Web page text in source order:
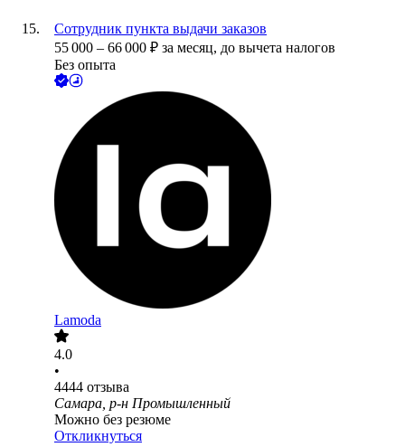
Сотрудник пункта выдачи заказов
55 000 – 66 000 ₽ за месяц, до вычета налогов
Без опыта
Lamoda
4.0
•
4444 отзыва
Самара, р-н Промышленный
Можно без резюме
Откликнуться